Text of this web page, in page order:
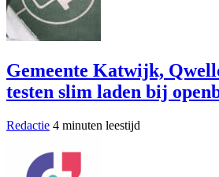
Gemeente Katwijk,
testen slim laden bij
Redactie 4 minuten leestijd